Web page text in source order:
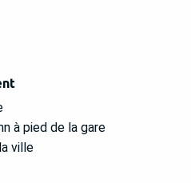
à pied de la gare
ville